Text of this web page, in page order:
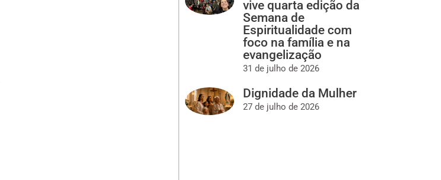
vive quarta edição da
Semana de
Espiritualidade com
foco na família e na
evangelização
31 de julho de 2026
Dignidade da Mulher
27 de julho de 2026